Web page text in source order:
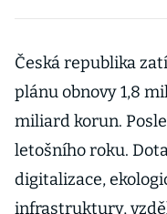
Česká republika
plánu obnovy 1,8
miliard korun.
letošního roku.
digitalizace,
infrastruktury,